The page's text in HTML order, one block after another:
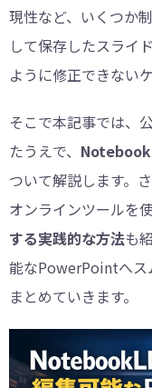
現性など、いくつか
して保存したスライ
ように修正できない
そこで本記事では、
たうえで、
ついて解説します。
オンラインツールを
する実践的な方法も
能なPowerPointへス
まとめていきます。